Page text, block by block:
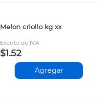
Melon criollo kg xx
Exento de IVA
$1.52
Agregar